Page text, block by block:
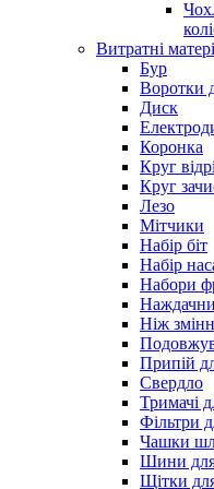
Витратні
Бур
Воротки
Диск
Коронка
Круг
Круг
Лезо
Мітчики
Набір біт
Набір
Набори
Ніж
Припій
Свердло
Тримачі
Фільтри
Чашки
Шини для
Щітки